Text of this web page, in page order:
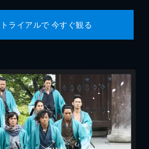
ライアルで 今すぐ観る